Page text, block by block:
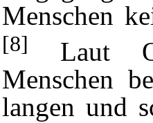
Menschen
[8]
Laut
Menschen
langen und